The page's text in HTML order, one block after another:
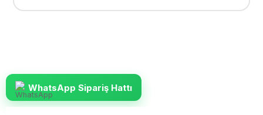
WhatsApp Sipariş Hattı